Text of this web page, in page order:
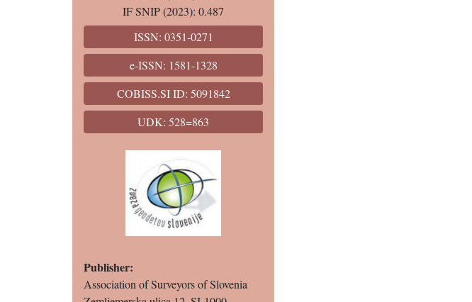
IF SNIP (2023): 0.487
ISSN: 0351-0271
e-ISSN: 1581-1328
COBISS.SI ID: 5091842
UDK: 528=863
Publisher:
Association of Surveyors of Slovenia